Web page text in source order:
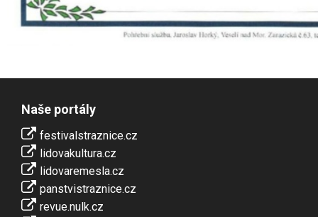
Naše portály
festivalstraznice.cz
lidovakultura.cz
lidovaremesla.cz
panstvistraznice.cz
revue.nulk.cz